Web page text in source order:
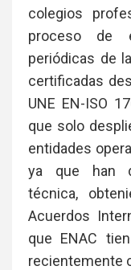
colegios
proceso de
periódicas de
certificadas
UNE EN-ISO
que solo
entidades
ya que han
técnica,
Acuerdos
que ENAC
recientemente